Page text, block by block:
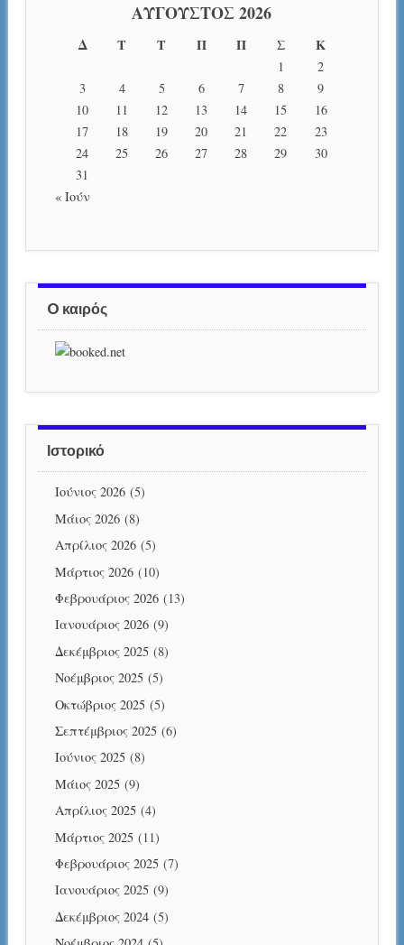
ΑΎΓΟΥΣΤΟΣ 2026
Δ Τ Τ Π Π Σ Κ
1
2
3
4 5 6 7 8
9
10
11 12 13 14 15
16
17
18 19 20 21 22
23
24
25 26 27 28 29
30
31
« Ιούν
O καιρός
Ιστορικό
Ιούνιος 2026(5)
Μάιος 2026(8)
Απρίλιος 2026(5)
Μάρτιος 2026(10)
Φεβρουάριος 2026(13)
Ιανουάριος 2026(9)
Δεκέμβριος 2025(8)
Νοέμβριος 2025(5)
Οκτώβριος 2025(5)
Σεπτέμβριος 2025(6)
Ιούνιος 2025(8)
Μάιος 2025(9)
Απρίλιος 2025(4)
Μάρτιος 2025(11)
Φεβρουάριος 2025(7)
Ιανουάριος 2025(9)
Δεκέμβριος 2024(5)